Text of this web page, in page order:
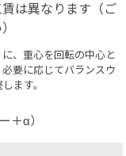
は異なります（ご
、重心を回転の中心と
要に応じてバランスウ
ます。
＋α）